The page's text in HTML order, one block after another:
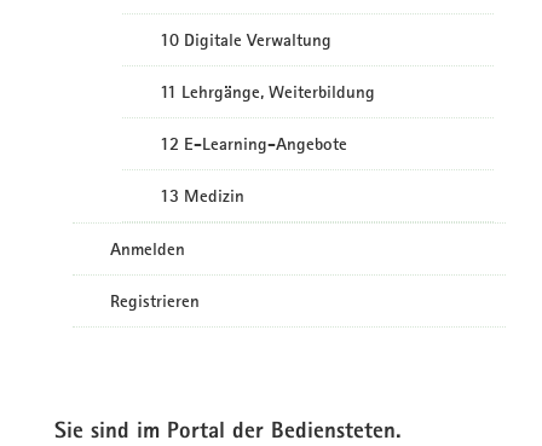
10 Digitale Verwaltung
11 Lehrgänge, Weiterbildung
12 E-Learning-Angebote
13 Medizin
Anmelden
Registrieren
Sie sind im Portal der Bediensteten.